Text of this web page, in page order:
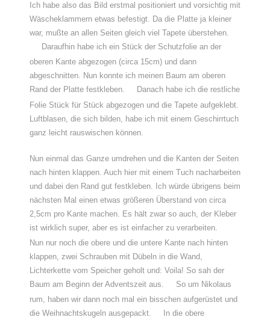
Ich habe also das Bild erstmal positioniert und vorsichtig mit
Wäscheklammern etwas befestigt. Da die Platte ja kleiner
war, mußte an allen Seiten gleich viel Tapete überstehen.
Daraufhin habe ich ein Stück der Schutzfolie an der
oberen Kante abgezogen (circa 15cm) und dann
abgeschnitten. Nun konnte ich meinen Baum am oberen
Rand der Platte festkleben.
Danach habe ich die restliche
Folie Stück für Stück abgezogen und die Tapete aufgeklebt.
Luftblasen, die sich bilden, habe ich mit einem Geschirrtuch
ganz leicht rauswischen können.
Nun einmal das Ganze umdrehen und die Kanten der Seiten
nach hinten klappen. Auch hier mit einem Tuch nacharbeiten
und dabei den Rand gut festkleben. Ich würde übrigens beim
nächsten Mal einen etwas größeren Überstand von circa
2,5cm pro Kante machen. Es hält zwar so auch, der Kleber
ist wirklich super, aber es ist einfacher zu verarbeiten.
Nun nur noch die obere und die untere Kante nach hinten
klappen, zwei Schrauben mit Dübeln in die Wand,
Lichterkette vom Speicher geholt und: Voila! So sah der
Baum am Beginn der Adventszeit aus.
So um Nikolaus
rum, haben wir dann noch mal ein bisschen aufgerüstet und
die Weihnachtskugeln ausgepackt.
In die obere